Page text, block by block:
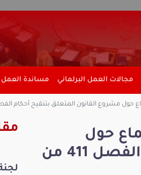
مجالات العمل البرلماني مساندة العمل
القانون المتعلق بتنقيح أحكام الفصل 411 من المجلة
حول
مشروع القانون المتعلق بتنقيح أحكام الفصل 411 من